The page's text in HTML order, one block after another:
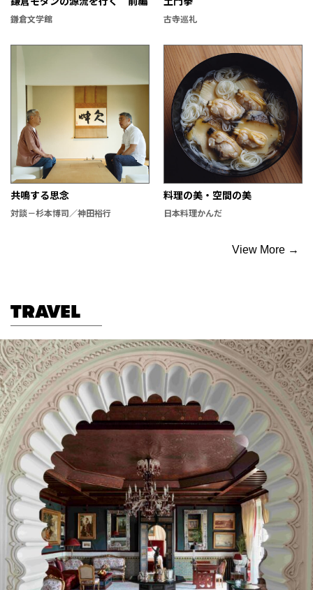
鎌倉文学館 古寺巡礼
共鳴する思念
対談－杉本博司／神田裕行
料理の美・空間の美
日本料理かんだ
View More →
TRAVEL